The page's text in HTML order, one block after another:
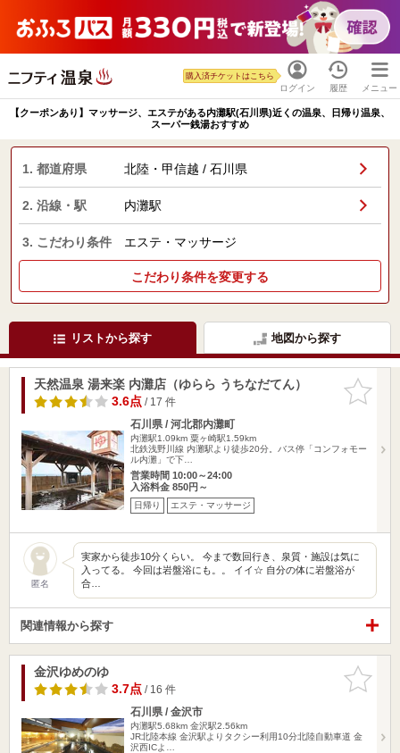
ログイン
購入済チケットはこちら
履歴 メニュー
【クーポンあり】マッサージ、エステがある内灘駅(石川県)近くの温泉、日帰り温泉、
スーパー銭湯おすすめ
1. 都道府県 北陸・甲信越 / 石川県
2. 沿線・駅 内灘駅
3. こだわり条件 エステ・マッサージ
こだわり条件を変更する
リストから探す 地図から探す
お気に入
りに追加
天然温泉 湯来楽 内灘店（ゆらら うちなだてん）
3.6点/ 17 件
石川県 / 河北郡内灘町
内灘駅1.09km 粟ヶ崎駅1.59km
北鉄浅野川線 内灘駅より徒歩20分。バス停「コンフォモー
ル内灘」で下…
営業時間 10:00～24:00
入浴料金 850円～
日帰り エステ・マッサージ
匿名
実家から徒歩10分くらい。 今まで数回行き、泉質・施設は気に
入ってる。 今回は岩盤浴にも。。 イイ☆ 自分の体に岩盤浴が
合…
関連情報から探す
お気に入
りに追加
金沢ゆめのゆ
3.7点/ 16 件
石川県 / 金沢市
内灘駅5.68km 金沢駅2.56km
JR北陸本線 金沢駅よりタクシー利用10分北陸自動車道 金
沢西ICよ…